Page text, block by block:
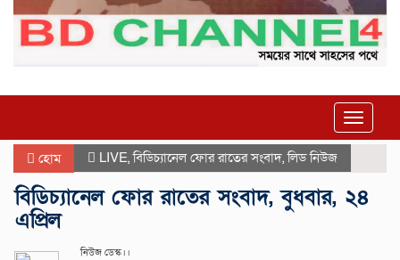
Toggle
হোম LIVE,বিডিচ্যানেল ফোর রাতের সংবাদ,লিড নিউজ
বিডিচ্যানেল ফোর রাতের সংবাদ, বুধবার, ২৪
এপ্রিল
নিউজ ডেস্ক।।